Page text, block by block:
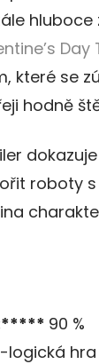
hluboce
Day
které se
hodně
roboty
90 %
logická hra